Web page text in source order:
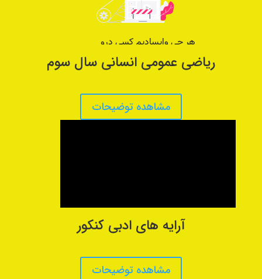
ریاضی عمومی انسانی سال سوم
مشاهده توضیحات
آرایه های ادبی کنکور
مشاهده توضیحات